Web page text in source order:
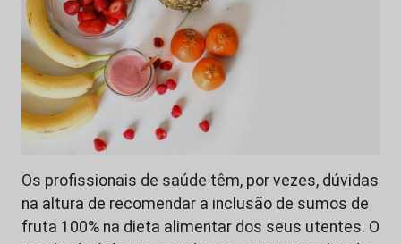
Os profissionais de saúde têm, por vezes, dúvidas
na altura de recomendar a inclusão de sumos de
fruta 100% na dieta alimentar dos seus utentes. O